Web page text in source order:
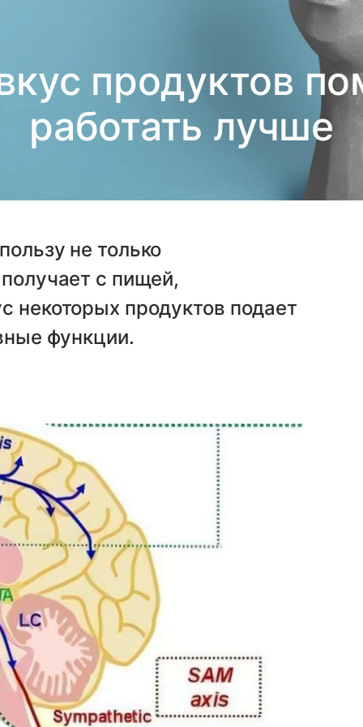
продуктов
работать лучше
не только
с пищей,
продуктов подает
функции.